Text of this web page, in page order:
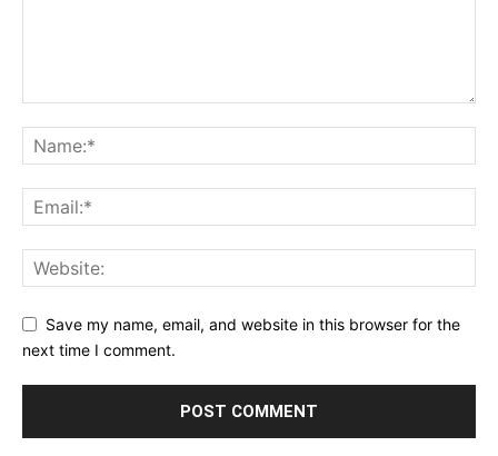
Save my name, email, and website in this browser for the
next time I comment.